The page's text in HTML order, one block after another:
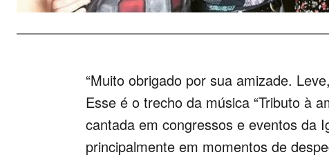
“Muito obrigado por sua amizade.
Esse é o trecho da música “Tributo à
cantada em congressos e eventos da
principalmente em momentos de